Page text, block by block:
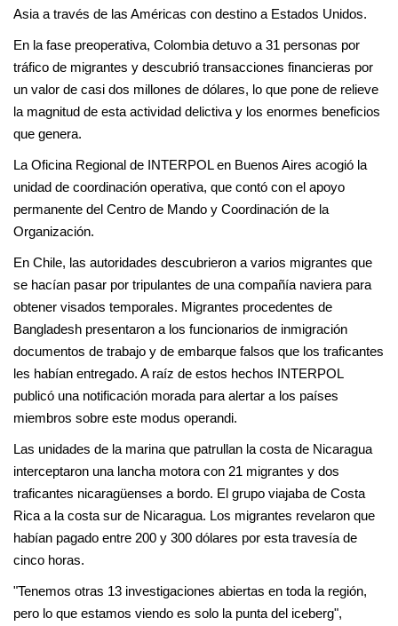
Asia a través de las Américas con destino a Estados Unidos.
En la fase preoperativa, Colombia detuvo a 31 personas por
tráfico de migrantes y descubrió transacciones financieras por
un valor de casi dos millones de dólares, lo que pone de relieve
la magnitud de esta actividad delictiva y los enormes beneficios
que genera.
La Oficina Regional de INTERPOL en Buenos Aires acogió la
unidad de coordinación operativa, que contó con el apoyo
permanente del Centro de Mando y Coordinación de la
Organización.
En Chile, las autoridades descubrieron a varios migrantes que
se hacían pasar por tripulantes de una compañía naviera para
obtener visados temporales. Migrantes procedentes de
Bangladesh presentaron a los funcionarios de inmigración
documentos de trabajo y de embarque falsos que los traficantes
les habían entregado. A raíz de estos hechos INTERPOL
publicó una notificación morada para alertar a los países
miembros sobre este modus operandi.
Las unidades de la marina que patrullan la costa de Nicaragua
interceptaron una lancha motora con 21 migrantes y dos
traficantes nicaragüenses a bordo. El grupo viajaba de Costa
Rica a la costa sur de Nicaragua. Los migrantes revelaron que
habían pagado entre 200 y 300 dólares por esta travesía de
cinco horas.
"Tenemos otras 13 investigaciones abiertas en toda la región,
pero lo que estamos viendo es solo la punta del iceberg",